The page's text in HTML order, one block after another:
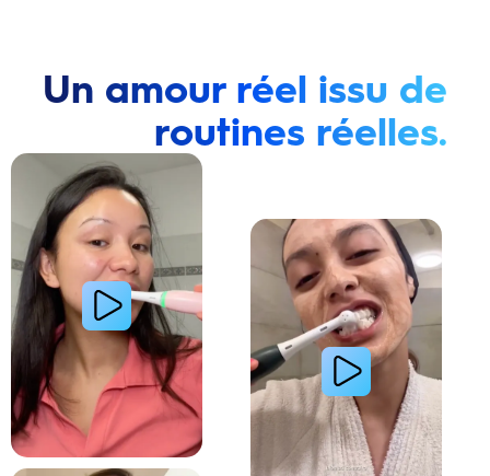
Un amour réel issu de
routines réelles.
Lire la vidéo : Une jeune femme montre comment elle a amélioré l’apparence de ses dents
Lire la vidéo : Une jeune femme partage sa